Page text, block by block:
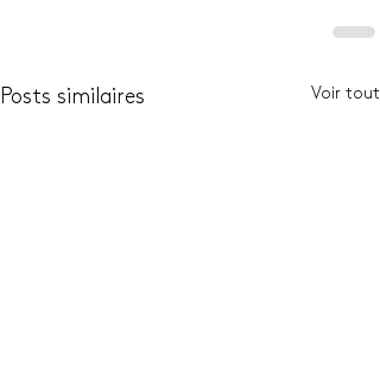
Posts similaires Voir tout